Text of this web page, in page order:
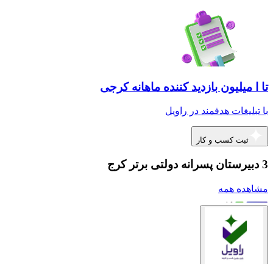
تا ا میلیون بازدید کننده ماهانه کرجی
با تبلیغات هدفمند در راویل
ثبت کسب و کار
3 دبیرستان پسرانه دولتی برتر کرج
مشاهده همه